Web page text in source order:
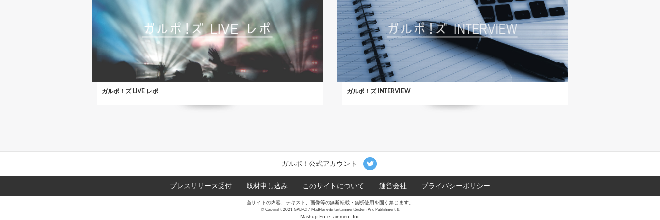
ガルポ！ズ LIVE レポ ガルポ！ズ INTERVIEW
ガルポ！公式アカウント
プレスリリース受付 取材申し込み このサイトについて 運営会社 プライバシーポリシー
当サイトの内容、テキスト、画像等の無断転載・無断使用を固く禁じます。
©︎ Copyright 2021 GALPO! / MadHoneyEntertainmentSystem And Publishment &
Mashup Entertainment Inc.